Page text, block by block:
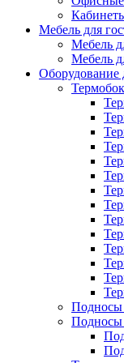
Мебель для
Мебель
Мебель
Оборудование
Подносы
Подносы